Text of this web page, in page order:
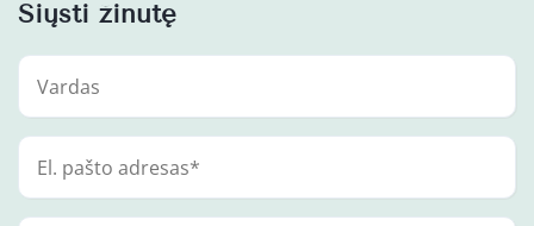
Siųsti žinutę